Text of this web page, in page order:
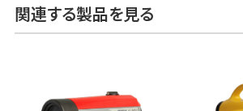
関連する製品を見る